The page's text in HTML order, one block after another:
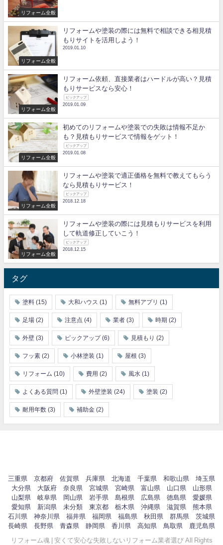
リフォーム全般
リフォーム全般
リフォームや塗装の際には無料で相談できる相見積
もりサイトを活用しよう！
2019.01.10
リフォーム全般
リフォーム依頼、直接業者はハードルが高い？見積
もりサービスなら安心！
ピックアップ
2019.01.09
リフォーム全般
初めてのリフォームや塗装での失敗は情報不足か
も？見積もりサービスで情報をゲット！
ピックアップ
2019.01.08
リフォーム全般
リフォームや塗装で適正価格を無料で教えてもらう
なら見積もりサービス！
ピックアップ
2018.12.18
リフォーム全般
リフォームや塗装の際には見積もりサービスを利用
して軌道修正していこう！
ピックアップ
2018.12.15
タグ
塗料 (15) 大和ハウス (1) 無料アプリ (1)
足場 (2) 注意点 (4) 業者 (3) 時期 (2)
外壁 (3) ピックアップ (6) 見積もり (2)
フッ素 (2) 小林塗装 (1) 屋根 (3)
リフォーム (10) 費用 (2) 風水 (1)
よくある質問 (1) 外壁塗装 (24) 塗装 (2)
耐用年数 (3) 補助金 (2)
三重県 京都府 佐賀県 兵庫県 北海道 千葉県 和歌山県
埼玉県
大分県
大阪府 奈良県 宮城県 宮崎県 富山県 山口県
山形県
山梨県
岐阜県 岡山県 岩手県 島根県 広島県 徳島県
愛媛県
愛知県
新潟県 未分類 東京都 栃木県 沖縄県 滋賀県
熊本県
石川県
神奈川県 福井県 福岡県 福島県 秋田県 群馬県
茨城県
長崎県
長野県 青森県 静岡県 香川県 高知県 鳥取県 鹿児島県
リフォーム魂 | 安くて安心な失敗しないリフォーム業者選び All Rights